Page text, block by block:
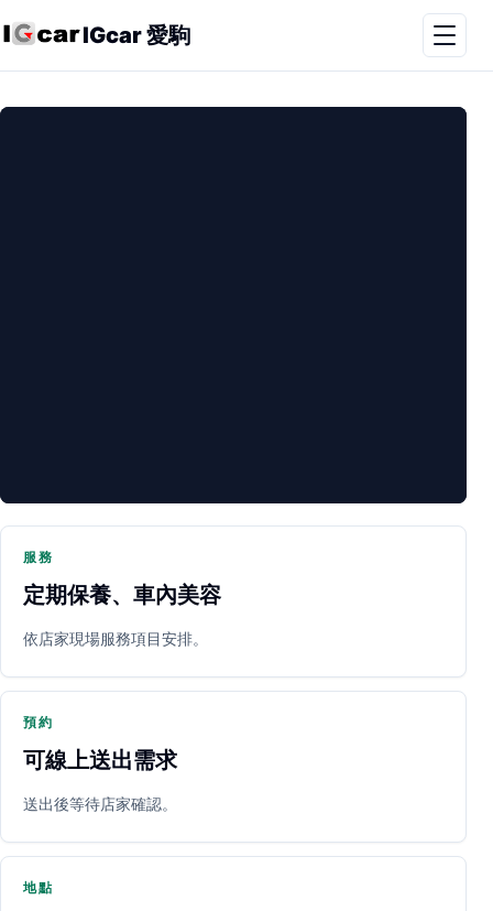
IGcar 愛駒
PARTNER SHOP
立即預約 開啟地圖 其他店家
服務
定期保養、車內美容
依店家現場服務項目安排。
預約
可線上送出需求
送出後等待店家確認。
地點